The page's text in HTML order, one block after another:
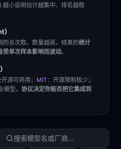
越小说明估计越集中、排名越稳
的总次数。数量越高，结果的统计
受单次样本影响而波动。
源可商用； MIT ：开源限制极少；
模型。 协议决定你能否把它集成到